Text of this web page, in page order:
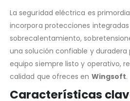
La seguridad eléctrica es
incorpora protecciones
sobrecalentamiento,
una solución confiable y
equipo siempre listo y operativo,
calidad que ofreces en Wingsoft.
Características